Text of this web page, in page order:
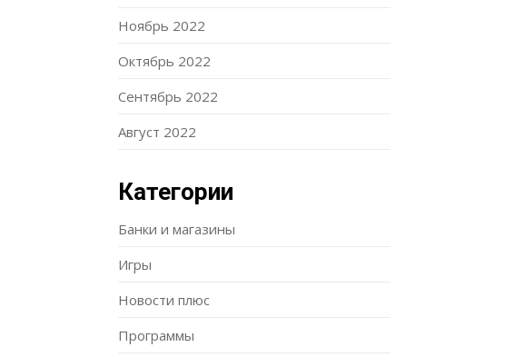
Ноябрь 2022
Октябрь 2022
Сентябрь 2022
Август 2022
Категории
Банки и магазины
Игры
Новости плюс
Программы